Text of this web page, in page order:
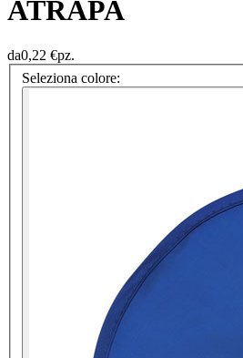
ATRAPA
da0,22 €pz.
Seleziona colore: